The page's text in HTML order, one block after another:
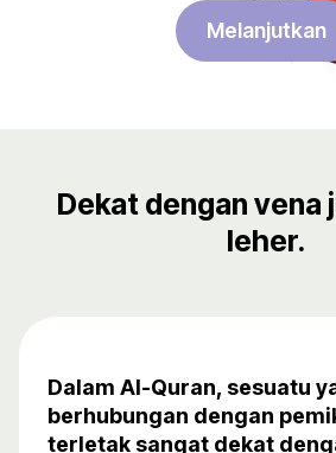
Melanjutkan
Dekat dengan vena
leher.
Dalam Al-Quran, sesuatu
berhubungan dengan
terletak sangat dekat